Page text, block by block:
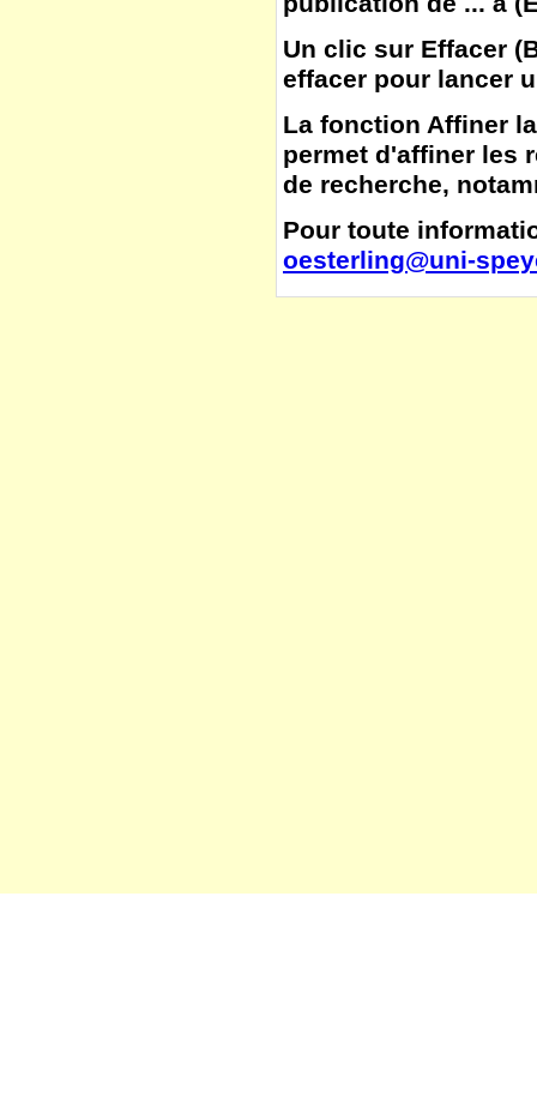
Un clic sur Effacer (
effacer pour lancer
La fonction Affiner
permet d'affiner les
de recherche,
Pour toute
oesterling@uni-